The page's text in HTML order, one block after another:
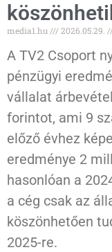
media1.hu 2026.05.29.
A TV2 Csoport
pénzügyi
vállalat
forintot, ami 9
előző évhez
eredménye 2
hasonlóan a
a cég csak az
köszönhetően
2025-re.